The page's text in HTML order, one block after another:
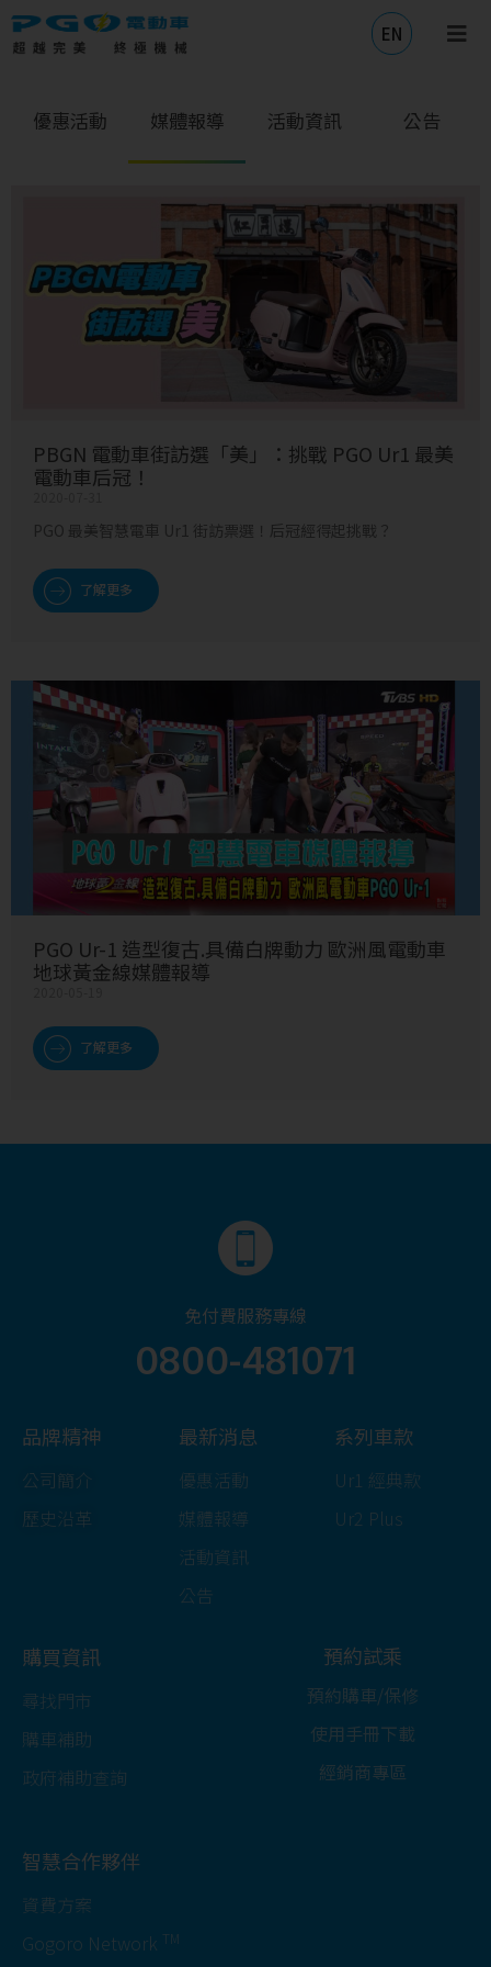
EN
優惠活動 媒體報導 活動資訊 公告
PBGN 電動車街訪選「美」：挑戰 PGO Ur1 最美
電動車后冠！
PGO 最美智慧電車 Ur1 街訪票選！后冠經得起挑戰？
了解更多
PGO Ur-1 造型復古.具備白牌動力 歐洲風電動車
地球黃金線媒體報導
了解更多
免付費服務專線
0800-481071
品牌精神
公司簡介
歷史沿革
最新消息
優惠活動
媒體報導
活動資訊
公告
系列車款
Ur1 經典款
Ur2 Plus
購買資訊
尋找門市
購車補助
政府補助查詢
預約試乘
預約購車/保修
使用手冊下載
經銷商專區
智慧合作夥伴
資費方案
Gogoro Network TM